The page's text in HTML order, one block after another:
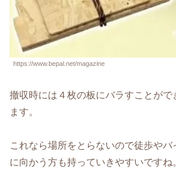
https://www.bepal.net/magazine
撤収時には４枚の板にバラすことがで
ます。
これなら場所をとらないので徒歩や
に向かう方も持っていきやすいですね